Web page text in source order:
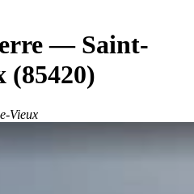
— Saint-
(85420)
Vieux